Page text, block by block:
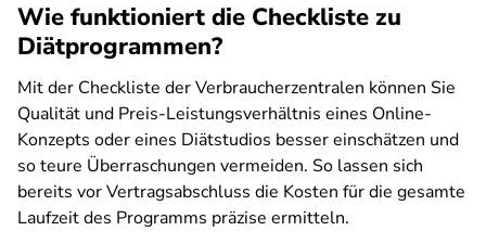
Wie funktioniert die Checkliste zu
Diätprogrammen?
Mit der Checkliste der Verbraucherzentralen können Sie
Qualität und Preis-Leistungsverhältnis eines Online-
Konzepts oder eines Diätstudios besser einschätzen und
so teure Überraschungen vermeiden. So lassen sich
bereits vor Vertragsabschluss die Kosten für die gesamte
Laufzeit des Programms präzise ermitteln.